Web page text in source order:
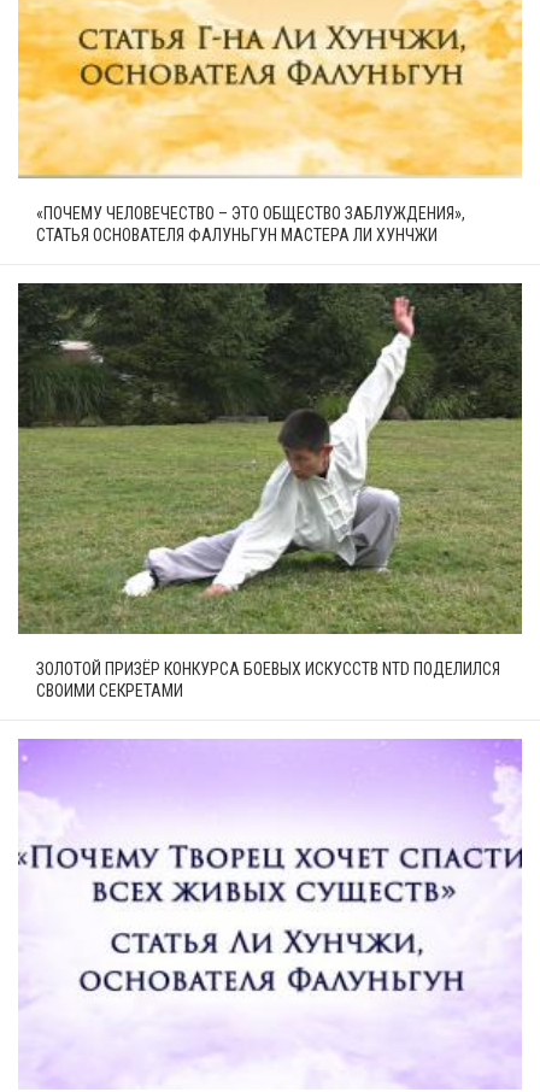
«ПОЧЕМУ ЧЕЛОВЕЧЕСТВО – ЭТО ОБЩЕСТВО ЗАБЛУЖДЕНИЯ»,
СТАТЬЯ ОСНОВАТЕЛЯ ФАЛУНЬГУН МАСТЕРА ЛИ ХУНЧЖИ
ЗОЛОТОЙ ПРИЗЁР КОНКУРСА БОЕВЫХ ИСКУССТВ NTD ПОДЕЛИЛСЯ
СВОИМИ СЕКРЕТАМИ